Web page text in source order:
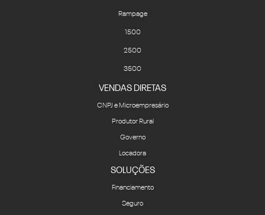
Rampage
1500
2500
3500
VENDAS DIRETAS
CNPJ e Microempresário
Produtor Rural
Governo
Locadora
SOLUÇÕES
Financiamento
Seguro